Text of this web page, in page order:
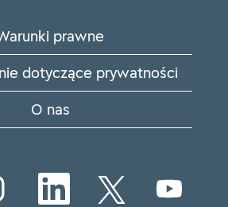
prawne
dotyczące prywatności
O nas
O O
t
O